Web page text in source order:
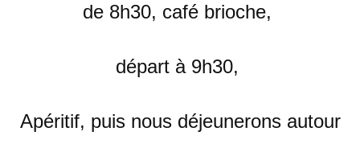
de 8h30, café brioche,
départ à 9h30,
Apéritif, puis nous déjeunerons autour